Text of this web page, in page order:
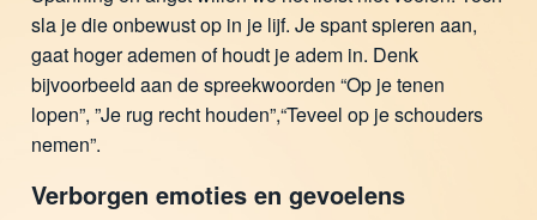
sla je die onbewust op in je lijf. Je spant spieren aan,
gaat hoger ademen of houdt je adem in. Denk
bijvoorbeeld aan de spreekwoorden “Op je tenen
lopen”, ”Je rug recht houden”,“Teveel op je schouders
nemen”.
Verborgen emoties en gevoelens